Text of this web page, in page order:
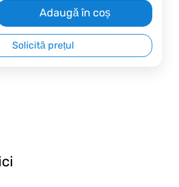
Adaugă în coș
Solicită prețul